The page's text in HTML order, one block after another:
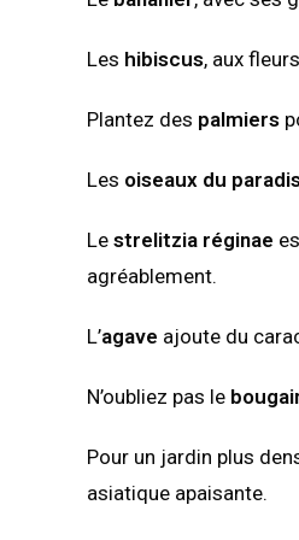
Les hibiscus, aux
Plantez des palmiers
Les oiseaux du
Le strelitzia réginae
agréablement.
L’agave ajoute du
N’oubliez pas le
Pour un jardin plus
asiatique apaisante.